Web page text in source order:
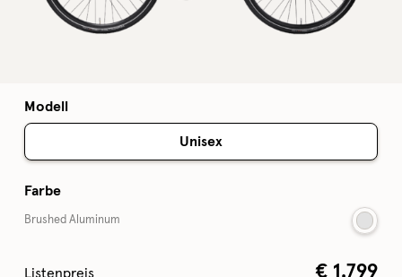
Modell
Unisex
Farbe
Brushed Aluminum
Listenpreis € 1.799